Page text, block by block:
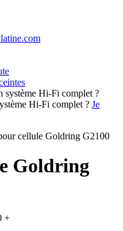
Hi-Fi complet ? Je
cellule Goldring G2100
Goldring
+